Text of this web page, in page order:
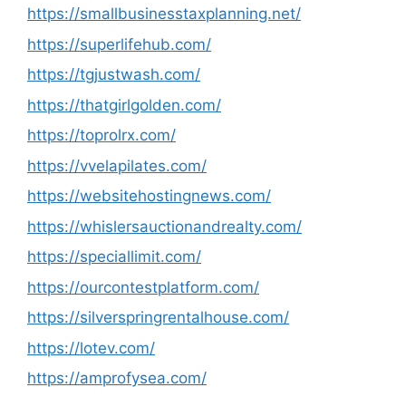
https://smallbusinesstaxplanning.net/
https://superlifehub.com/
https://tgjustwash.com/
https://thatgirlgolden.com/
https://toprolrx.com/
https://vvelapilates.com/
https://websitehostingnews.com/
https://whislersauctionandrealty.com/
https://speciallimit.com/
https://ourcontestplatform.com/
https://silverspringrentalhouse.com/
https://lotev.com/
https://amprofysea.com/